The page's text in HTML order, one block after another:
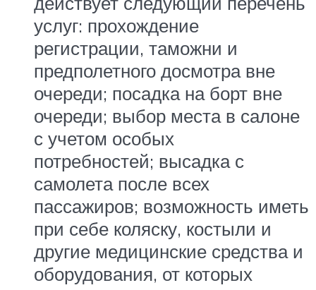
услуг: прохождение
регистрации, таможни и
предполетного досмотра вне
очереди; посадка на борт вне
очереди; выбор места в салоне
с учетом особых
потребностей; высадка с
самолета после всех
пассажиров; возможность иметь
при себе коляску, костыли и
другие медицинские средства и
оборудования, от которых